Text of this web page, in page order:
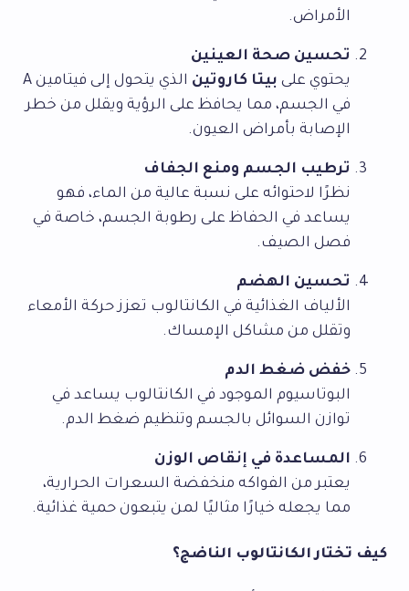
الأمراض.
تحسين صحة العينين
يحتوي على بيتا كاروتين
الذي يتحول إلى فيتامين A
في الجسم، مما يحافظ على الرؤية ويقلل من خطر
الإصابة بأمراض العيون.
ترطيب الجسم ومنع الجفاف
نظرًا لاحتوائه على نسبة عالية من الماء، فهو
يساعد في الحفاظ على رطوبة الجسم، خاصة في
فصل الصيف.
تحسين الهضم
الألياف الغذائية في الكانتالوب تعزز حركة الأمعاء
وتقلل من مشاكل الإمساك.
خفض ضغط الدم
البوتاسيوم الموجود في الكانتالوب يساعد في
توازن السوائل بالجسم وتنظيم ضغط الدم.
المساعدة في إنقاص الوزن
يعتبر من الفواكه منخفضة السعرات الحرارية،
مما يجعله خيارًا مثاليًا لمن يتبعون حمية غذائية.
كيف تختار الكانتالوب الناضج؟